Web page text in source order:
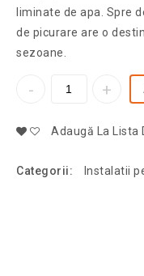
liminate de apa. Spre
de picurare are o
sezoane.
Adaugă La Lista
Categorii: Instalatii